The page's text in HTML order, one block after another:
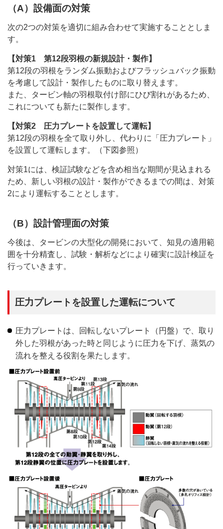
（A）設備面の対策
次の2つの対策を適切に組み合わせて実施することとしま
す。
【対策1 第12段羽根の新規設計・製作】
第12段の羽根をランダム振動およびフラッシュバック振動
を考慮して設計・製作したものに取り替えます。
また、タービン軸の羽根取付け部にひび割れがあるため、
これについても新たに製作します。
【対策2 圧力プレートを設置して運転】
第12段の羽根を全て取り外し、代わりに「圧力プレート」
を設置して運転します。（下図参照）
対策1には、検証試験などを含め相当な期間が見込まれる
ため、新しい羽根の設計・製作ができるまでの間は、対策
2により運転することとします。
（B）設計管理面の対策
今後は、タービンの大型化の開発において、知見の適用範
囲を十分精査し、試験・解析などにより確実に設計検証を
行っていきます。
圧力プレートを設置した運転について
圧力プレートは、回転しないプレート（円盤）で、取り
外した羽根があった時と同じように圧力を下げ、蒸気の
流れを整える役割を果たします。